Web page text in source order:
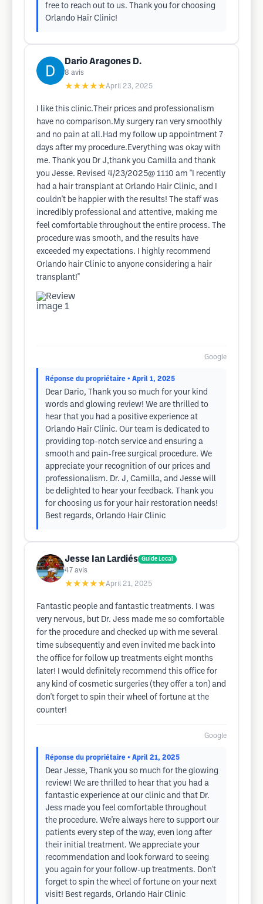
free to reach out to us. Thank you for choosing
Orlando Hair Clinic!
Dario Aragones D.
8 avis
★★★★★April 23, 2025
I like this clinic.Their prices and professionalism
have no comparison.My surgery ran very smoothly
and no pain at all.Had my follow up appointment 7
days after my procedure.Everything was okay with
me. Thank you Dr J,thank you Camilla and thank
you Jesse. Revised 4/23/2025@ 1110 am "I recently
had a hair transplant at Orlando Hair Clinic, and I
couldn't be happier with the results! The staff was
incredibly professional and attentive, making me
feel comfortable throughout the entire process. The
procedure was smooth, and the results have
exceeded my expectations. I highly recommend
Orlando hair Clinic to anyone considering a hair
transplant!"
Google
Réponse du propriétaire • April 1, 2025
Dear Dario, Thank you so much for your kind
words and glowing review! We are thrilled to
hear that you had a positive experience at
Orlando Hair Clinic. Our team is dedicated to
providing top-notch service and ensuring a
smooth and pain-free surgical procedure. We
appreciate your recognition of our prices and
professionalism. Dr. J, Camilla, and Jesse will
be delighted to hear your feedback. Thank you
for choosing us for your hair restoration needs!
Best regards, Orlando Hair Clinic
Jesse Ian Lardiés Guide Local
47 avis
★★★★★April 21, 2025
Fantastic people and fantastic treatments. I was
very nervous, but Dr. Jess made me so comfortable
for the procedure and checked up with me several
time subsequently and even invited me back into
the office for follow up treatments eight months
later! I would definitely recommend this office for
any kind of cosmetic surgeries (they offer a ton) and
don't forget to spin their wheel of fortune at the
counter!
Google
Réponse du propriétaire • April 21, 2025
Dear Jesse, Thank you so much for the glowing
review! We are thrilled to hear that you had a
fantastic experience at our clinic and that Dr.
Jess made you feel comfortable throughout
the procedure. We're always here to support our
patients every step of the way, even long after
their initial treatment. We appreciate your
recommendation and look forward to seeing
you again for your follow-up treatments. Don't
forget to spin the wheel of fortune on your next
visit! Best regards, Orlando Hair Clinic